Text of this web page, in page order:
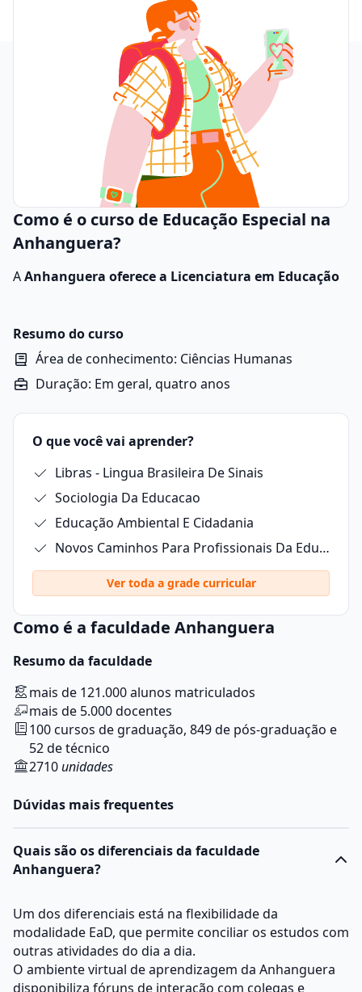
Como é o curso de Educação Especial na
Anhanguera?
AAnhanguera oferece a Licenciatura em Educação
No modelo EaD, o curso é realizado em ambiente
virtual, com acesso a disciplinas interativas, materiais
didáticos digitais e suporte online.
O aluno pode organizar seus horários de estudo com
apenas para provas presenciais.
A formação tem duração de quatro anos (oito
por disciplinas teóricas, atividades práticas, estágios
supervisionados e elaboração de TCC.
A proposta do curso é preparar o profissional para
promover práticas inclusivas no ambiente escolar.
Resumo do curso
Área de conhecimento: Ciências Humanas
Duração: Em geral, quatro anos
O que você vai aprender?
Libras - Lingua Brasileira De Sinais
Sociologia Da Educacao
Educação Ambiental E Cidadania
Novos Caminhos Para Profissionais Da Educação
Ver toda a grade curricular
Como é a faculdade Anhanguera
Resumo da faculdade
mais de 121.000 alunos matriculados
mais de 5.000 docentes
100 cursos de graduação, 849 de pós-graduação e
52 de técnico
2710unidades
Dúvidas mais frequentes
Quais são os diferenciais da faculdade
Anhanguera?
Um dos diferenciais está na flexibilidade da
modalidade EaD, que permite conciliar os estudos com
outras atividades do dia a dia.
O ambiente virtual de aprendizagem da Anhanguera
disponibiliza fóruns de interação com colegas e